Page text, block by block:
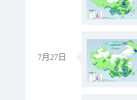
7月27日